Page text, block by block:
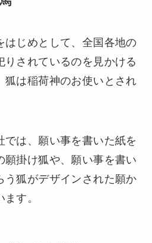
はじめとして、全国各地の
りされているのを見かける
狐は稲荷神のお使いとされ
では、願い事を書いた紙を
願掛け狐や、願い事を書い
う狐がデザインされた願か
す。